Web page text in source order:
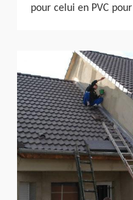
pour celui en PVC